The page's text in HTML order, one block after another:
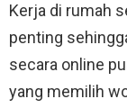
Kerja di rumah
penting
secara online
yang memilih